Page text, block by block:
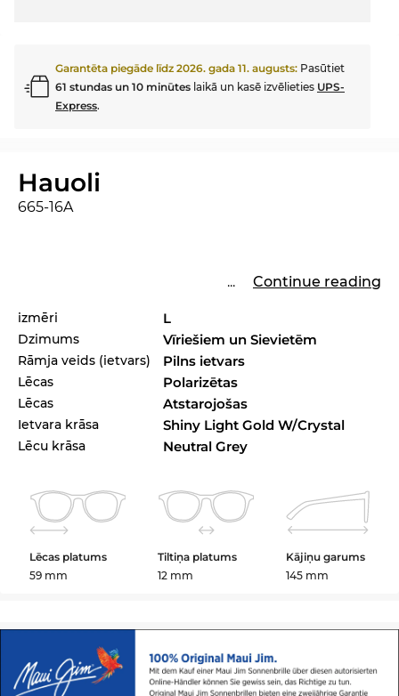
Garantēta piegāde līdz 2026. gada 11. augusts: Pasūtiet
61 stundas un 10 minūtes laikā un kasē izvēlieties UPS-
Express.
Hauoli
665-16A
... Continue reading
izmēri L
Dzimums Vīriešiem un Sievietēm
Rāmja veids (ietvars) Pilns ietvars
Lēcas Polarizētas
Lēcas Atstarojošas
Ietvara krāsa Shiny Light Gold W/Crystal
Lēcu krāsa Neutral Grey
Lēcas platums
59 mm
Tiltiņa platums
12 mm
Kājiņu garums
145 mm